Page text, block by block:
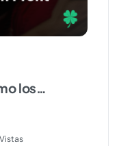
los